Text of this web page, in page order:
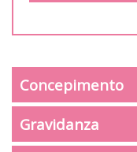
Concepimento
Gravidanza